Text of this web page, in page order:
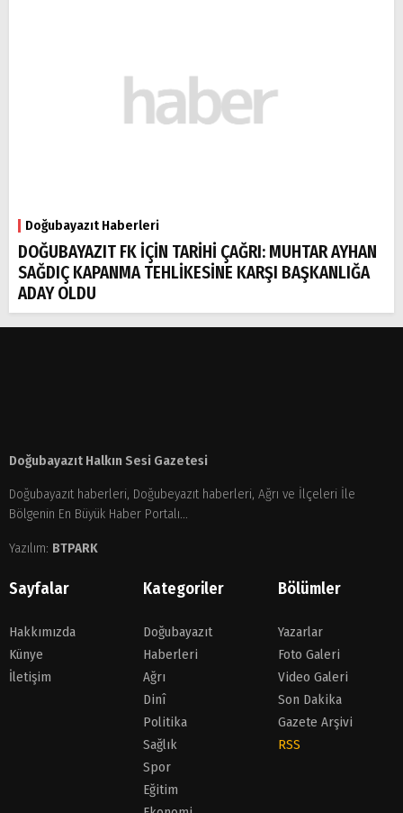
Doğubayazıt Haberleri
DOĞUBAYAZIT FK İÇİN TARİHİ ÇAĞRI: MUHTAR AYHAN
SAĞDIÇ KAPANMA TEHLİKESİNE KARŞI BAŞKANLIĞA
ADAY OLDU
Doğubayazıt Halkın Sesi Gazetesi
Doğubayazıt haberleri, Doğubeyazıt haberleri, Ağrı ve İlçeleri İle
Bölgenin En Büyük Haber Portalı...
Yazılım: BTPARK
Sayfalar
Hakkımızda
Künye
İletişim
Kategoriler
Doğubayazıt
Haberleri
Ağrı
Dinî
Politika
Sağlık
Spor
Eğitim
Bölümler
Yazarlar
Foto Galeri
Video Galeri
Son Dakika
Gazete Arşivi
RSS